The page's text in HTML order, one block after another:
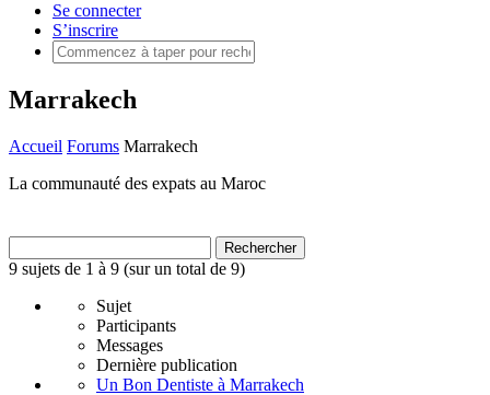
Se connecter
S’inscrire
Marrakech
Accueil Forums Marrakech
La communauté des expats au Maroc
9 sujets de 1 à 9 (sur un total de 9)
Sujet
Participants
Messages
Dernière publication
Un Bon Dentiste à Marrakech